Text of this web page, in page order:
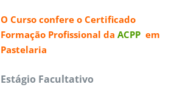
O Curso confere o Certificado
Formação Profissional da ACPPem
Pastelaria
Estágio Facultativo